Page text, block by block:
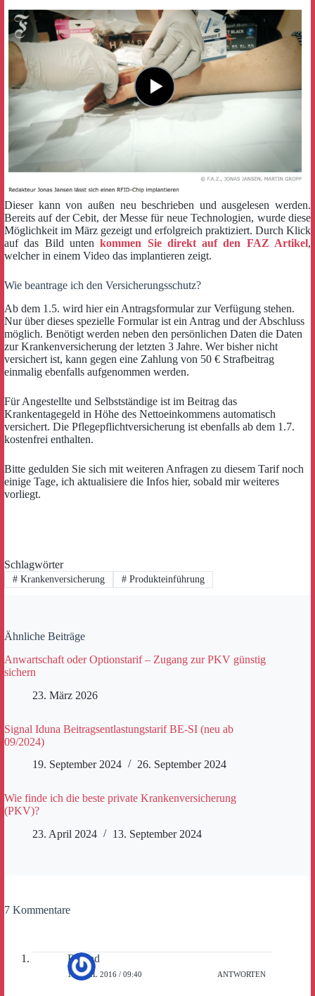
Dieser kann von außen neu beschrieben und ausgelesen werden.
Bereits auf der Cebit, der Messe für neue Technologien, wurde diese
Möglichkeit im März gezeigt und erfolgreich praktiziert. Durch Klick
auf das Bild untenkommen Sie direkt auf den FAZ Artikel,
welcher in einem Video das implantieren zeigt.
Wie beantrage ich den Versicherungsschutz?
Ab dem 1.5. wird hier ein Antragsformular zur Verfügung stehen.
Nur über dieses spezielle Formular ist ein Antrag und der Abschluss
möglich. Benötigt werden neben den persönlichen Daten die Daten
zur Krankenversicherung der letzten 3 Jahre. Wer bisher nicht
versichert ist, kann gegen eine Zahlung von 50 € Strafbeitrag
einmalig ebenfalls aufgenommen werden.
Für Angestellte und Selbstständige ist im Beitrag das
Krankentagegeld in Höhe des Nettoeinkommens automatisch
versichert. Die Pflegepflichtversicherung ist ebenfalls ab dem 1.7.
kostenfrei enthalten.
Bitte gedulden Sie sich mit weiteren Anfragen zu diesem Tarif noch
einige Tage, ich aktualisiere die Infos hier, sobald mir weiteres
vorliegt.
Schlagwörter
#Krankenversicherung #Produkteinführung
Ähnliche Beiträge
Anwartschaft oder Optionstarif – Zugang zur PKV günstig
sichern
23. März 2026
Signal Iduna Beitragsentlastungstarif BE-SI (neu ab
09/2024)
19. September 2024
26. September 2024
Wie finde ich die beste private Krankenversicherung
(PKV)?
23. April 2024
13. September 2024
7 Kommentare
Roland
1. APRIL 2016 / 09:40 ANTWORTEN